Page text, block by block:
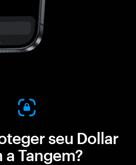
seu Dollar
a Tangem?